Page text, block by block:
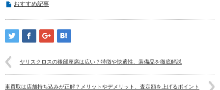
おすすめ記事
ヤリスクロスの後部座席は広い？特徴や快適性、装備品を徹底解説
車買取は店舗持ち込みが正解？メリットやデメリット、査定額を上げるポイント